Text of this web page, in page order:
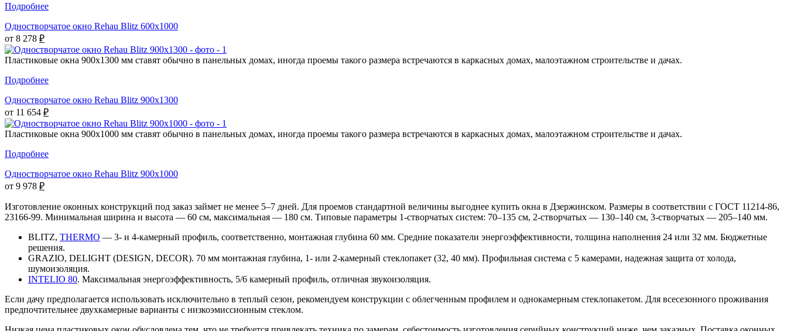
Подробнее
Одностворчатое окно Rehau Blitz 600x1000
от 8 278 ₽
Пластиковые окна 900х1300 мм ставят обычно в панельных домах, иногда проемы такого размера встречаются в каркасных домах, малоэтажном строительстве и дачах.
Подробнее
Одностворчатое окно Rehau Blitz 900x1300
от 11 654 ₽
Пластиковые окна 900х1000 мм ставят обычно в панельных домах, иногда проемы такого размера встречаются в каркасных домах, малоэтажном строительстве и дачах.
Подробнее
Одностворчатое окно Rehau Blitz 900x1000
от 9 978 ₽
Изготовление оконных конструкций под заказ займет не менее 5–7 дней. Для проемов стандартной величины выгоднее купить окна в Дзержинском. Размеры в соответствии с ГОСТ 11214-86,
23166-99. Минимальная ширина и высота — 60 см, максимальная — 180 см. Типовые параметры 1-створчатых систем: 70–135 см, 2-створчатых — 130–140 см, 3-створчатых — 205–140 мм.
BLITZ, THERMO — 3- и 4-камерный профиль, соответственно, монтажная глубина 60 мм. Средние показатели энергоэффективности, толщина наполнения 24 или 32 мм. Бюджетные
решения.
GRAZIO, DELIGHT (DESIGN, DECOR). 70 мм монтажная глубина, 1- или 2-камерный стеклопакет (32, 40 мм). Профильная система с 5 камерами, надежная защита от холода,
шумоизоляция.
INTELIO 80. Максимальная энергоэффективность, 5/6 камерный профиль, отличная звукоизоляция.
Если дачу предполагается использовать исключительно в теплый сезон, рекомендуем конструкции с облегченным профилем и однокамерным стеклопакетом. Для всесезонного проживания
предпочтительнее двухкамерные варианты с низкоэмиссионным стеклом.